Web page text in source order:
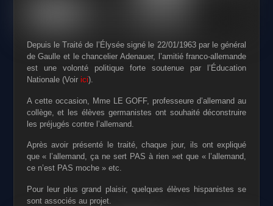
Depuis le Traité de l’Élysée signé le 22/01/1963 par le général
de Gaulle et le chancelier Adenauer, l’amitié franco-allemande
est une volonté politique forte soutenue par l’Éducation
Nationale (Voir ici).
A cette occasion, Mme LE GOFF, professeured’allemand au
collège, et les élèves germanistes ont souhaité déconstruire
les préjugés contrel’allemand.
Après avoir présenté le traité, chaque jour, ils ontexpliqué
que « l’allemand, ça ne sert PAS à rien »et que « l’allemand,
ce n’est PAS moche »etc.
Pour leur plus grand plaisir, quelques élèves hispanistes se
sont associés au projet.